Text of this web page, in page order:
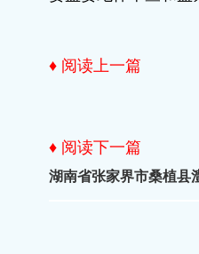
♦ 阅读上一篇
♦ 阅读下一篇
湖南省张家界市桑植县